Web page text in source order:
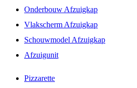
Onderbouw Afzuigkap
Vlakscherm Afzuigkap
Schouwmodel Afzuigkap
Afzuigunit
Pizzarette